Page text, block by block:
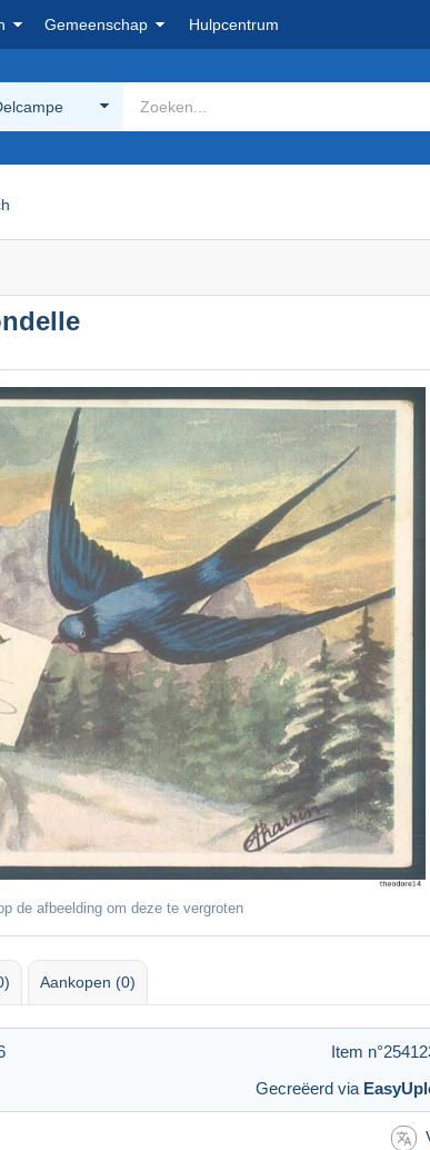
Gemeenschap Hulpcentrum
de afbeelding om deze te vergroten
Aankopen (0)
Item
Gecreëerd via